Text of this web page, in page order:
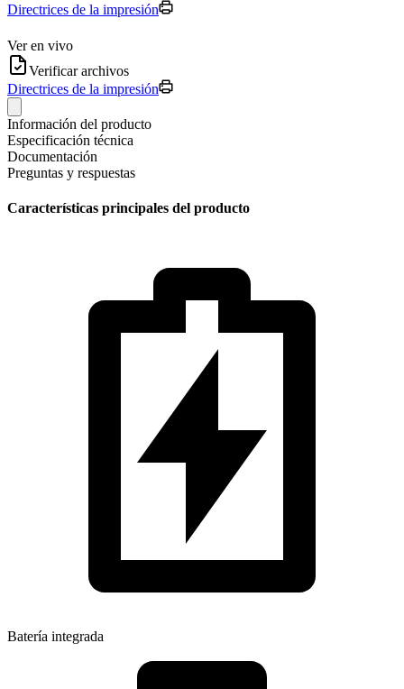
Directrices de la impresión
Ver en vivo
Verificar archivos
Directrices de la impresión
Información del producto
Especificación técnica
Documentación
Preguntas y respuestas
Características principales del producto
Batería integrada